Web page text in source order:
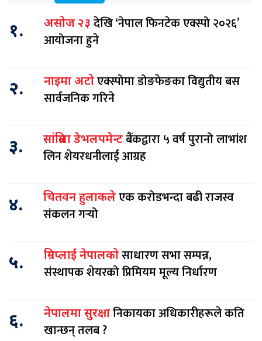
१. असोज २३ देखि ‘नेपाल फिनटेक एक्स्पो २०२६’
आयोजना हुने
२. नाइमा अटोएक्स्पोमा डोङफेङका विद्युतीय बस
सार्वजनिक गरिने
३. सांग्रिला डेभलपमेन्टबैंकद्वारा ५ वर्ष पुरानो लाभांश
लिन शेयरधनीलाई आग्रह
४. चितवन हुलाकलेएक करोडभन्दा बढी राजस्व
संकलन गर्‍यो
५. ग्रिनप्लाई नेपालकोसाधारण सभा सम्पन्न,
संस्थापक शेयरको प्रिमियम मूल्य निर्धारण
६. नेपालमा सुरक्षानिकायका अधिकारीहरूले कति
खान्छन् तलब ?